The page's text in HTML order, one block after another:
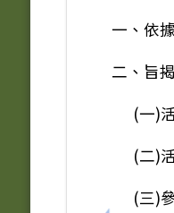
一、依
二、旨
(一)活
(二)活
(三)參